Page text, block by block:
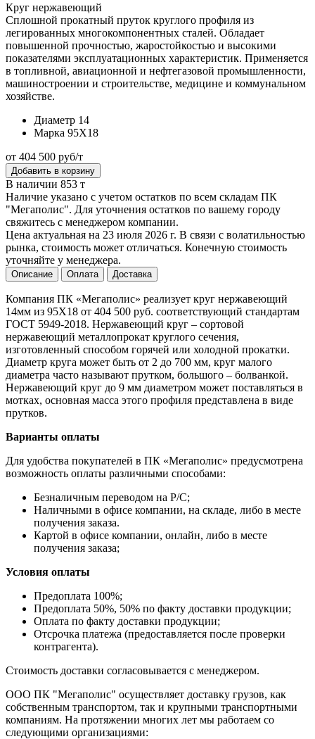
Круг нержавеющий
Сплошной прокатный пруток круглого профиля из
легированных многокомпонентных сталей. Обладает
повышенной прочностью, жаростойкостью и высокими
показателями эксплуатационных характеристик. Применяется
в топливной, авиационной и нефтегазовой промышленности,
машиностроении и строительстве, медицине и коммунальном
хозяйстве.
Диаметр 14
Марка 95Х18
от 404 500 руб/т
Добавить в корзину
В наличии 853 т
Наличие указано с учетом остатков по всем складам ПК
"Мегаполис". Для уточнения остатков по вашему городу
свяжитесь с менеджером компании.
Цена актуальная на 23 июля 2026 г. В связи с волатильностью
рынка, стоимость может отличаться. Конечную стоимость
уточняйте у менеджера.
Описание Оплата Доставка
Компания ПК «Мегаполис» реализует круг нержавеющий
14мм из 95Х18 от 404 500 руб. соответствующий стандартам
ГОСТ 5949-2018. Нержавеющий круг – сортовой
нержавеющий металлопрокат круглого сечения,
изготовленный способом горячей или холодной прокатки.
Диаметр круга может быть от 2 до 700 мм, круг малого
диаметра часто называют прутком, большого – болванкой.
Нержавеющий круг до 9 мм диаметром может поставляться в
мотках, основная масса этого профиля представлена в виде
прутков.
Варианты оплаты
Для удобства покупателей в ПК «Мегаполис» предусмотрена
возможность оплаты различными способами:
Безналичным переводом на Р/С;
Наличными в офисе компании, на складе, либо в месте
получения заказа.
Картой в офисе компании, онлайн, либо в месте
получения заказа;
Условия оплаты
Предоплата 100%;
Предоплата 50%, 50% по факту доставки продукции;
Оплата по факту доставки продукции;
Отсрочка платежа (предоставляется после проверки
контрагента).
Стоимость доставки согласовывается с менеджером.
ООО ПК "Мегаполис" осуществляет доставку грузов, как
собственным транспортом, так и крупными транспортными
компаниям. На протяжении многих лет мы работаем со
следующими организациями: